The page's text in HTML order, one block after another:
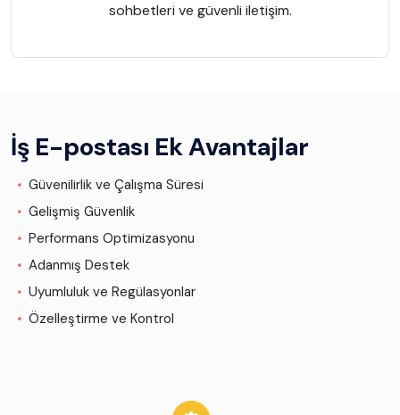
sohbetleri ve güvenli iletişim.
İş E-postası Ek Avantajlar
Güvenilirlik ve Çalışma Süresi
Gelişmiş Güvenlik
Performans Optimizasyonu
Adanmış Destek
Uyumluluk ve Regülasyonlar
Özelleştirme ve Kontrol